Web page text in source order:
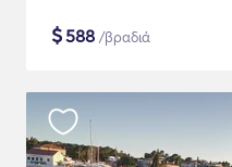
$588 /βραδιά